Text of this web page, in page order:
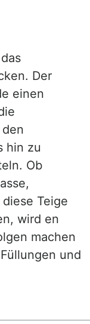
Der
einen
hin zu
Ob
Teige
wird en
machen
und